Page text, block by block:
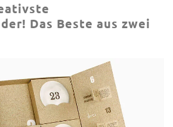
Das Beste aus zwei